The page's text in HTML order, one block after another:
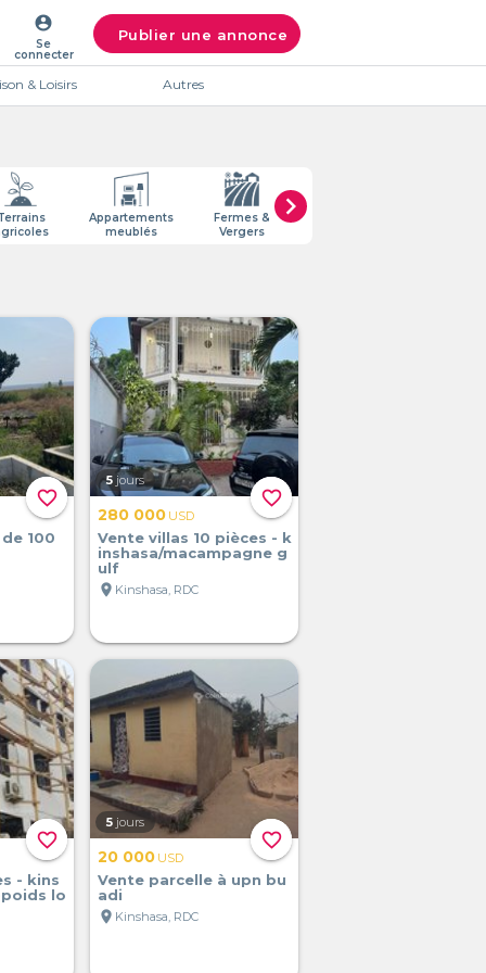
account_circle
Se
connecter
Publier une annonce
& Loisirs Autres
chevron_right
Appartements
meublés
Fermes &
Vergers
favorite_border
100
favorite_border
5 jours
280 000 USD
Vente villas 10 pièces - k
inshasa/macampagne g
ulf
location_on Kinshasa, RDC
favorite_border
- kins
lo
favorite_border
5 jours
20 000 USD
Vente parcelle à upn bu
adi
location_on Kinshasa, RDC